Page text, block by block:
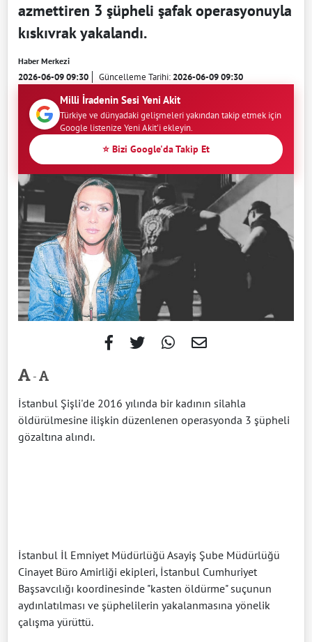
azmettiren 3 şüpheli şafak operasyonuyla
kıskıvrak yakalandı.
Haber Merkezi
2026-06-09 09:30 Güncelleme Tarihi:2026-06-09 09:30
Milli İradenin Sesi Yeni Akit
Türkiye ve dünyadaki gelişmeleri yakından takip etmek için
Google listenize Yeni Akit'i ekleyin.
⭐ Bizi Google'da Takip Et
-
İstanbul Şişli'de 2016 yılında bir kadının silahla
öldürülmesine ilişkin düzenlenen operasyonda 3 şüpheli
gözaltına alındı.
İstanbul İl Emniyet Müdürlüğü Asayiş Şube Müdürlüğü
Cinayet Büro Amirliği ekipleri, İstanbul Cumhuriyet
Başsavcılığı koordinesinde "kasten öldürme" suçunun
aydınlatılması ve şüphelilerin yakalanmasına yönelik
çalışma yürüttü.